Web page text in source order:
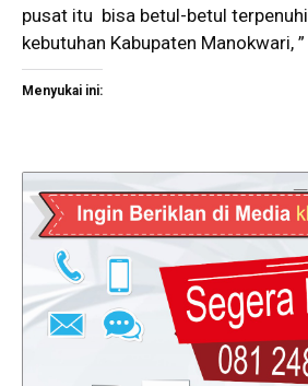
pusat itu bisa betul-betul
kebutuhan Kabupaten Manokwari,
Menyukai ini: